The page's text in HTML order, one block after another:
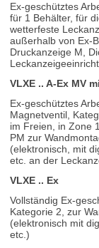
Ex-geschütztes
für 1 Behälter, für
wetterfeste
außerhalb von Ex-
Druckanzeige M,
VLXE .. A-Ex MV
Ex-geschütztes
Magnetventil,
im Freien, in Zone
PM zur
(elektronisch, mit
etc. an der
VLXE .. Ex
Vollständig Ex-
Kategorie 2, zur
(elektronisch mit
etc.)